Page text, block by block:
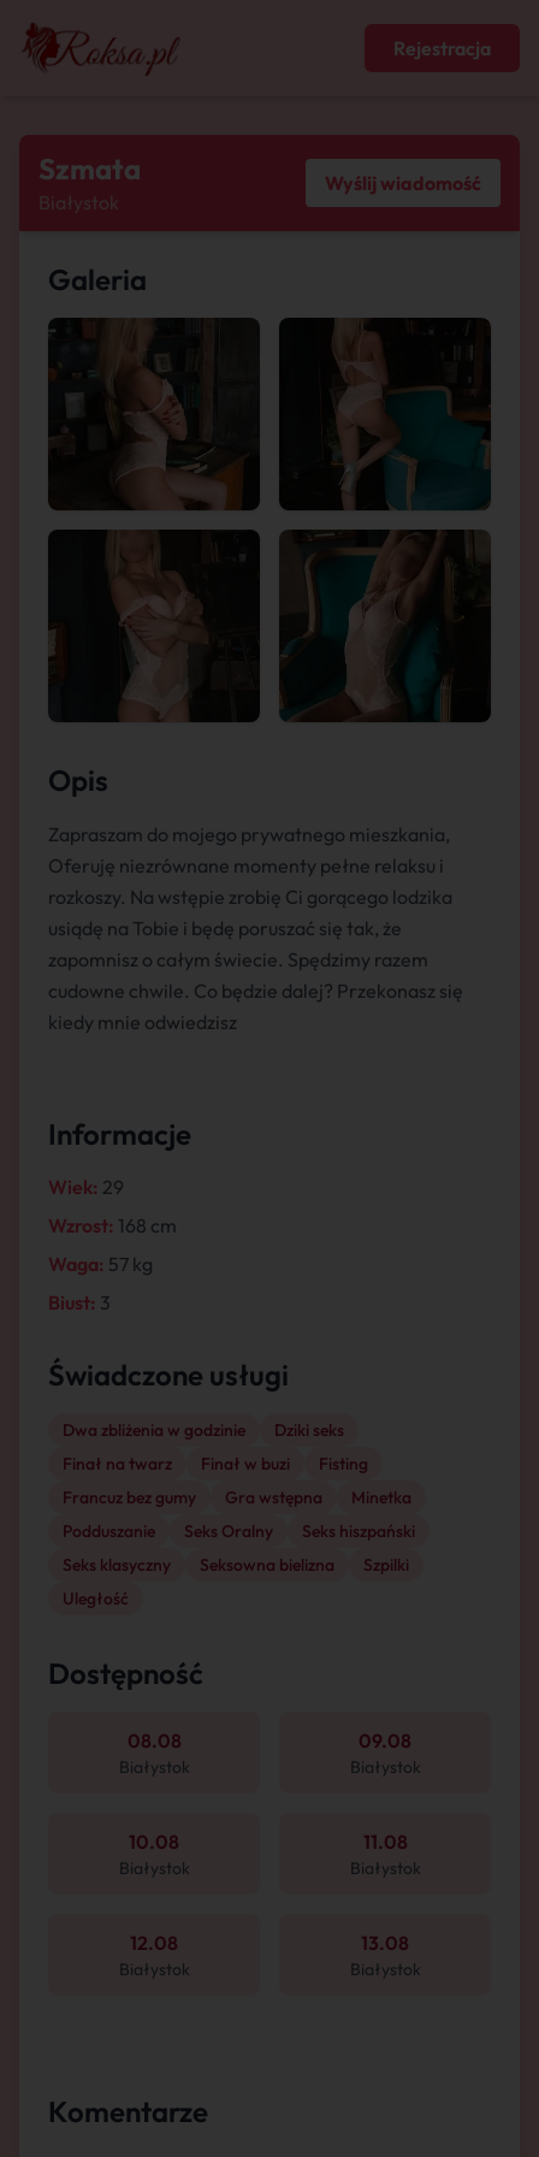
Rejestracja
Szmata
Białystok
Wyślij wiadomość
Galeria
Opis
Zapraszam do mojego prywatnego mieszkania,
Oferuję niezrównane momenty pełne relaksu i
rozkoszy. Na wstępie zrobię Ci gorącego lodzika
usiądę na Tobie i będę poruszać się tak, że
zapomnisz o całym świecie. Spędzimy razem
cudowne chwile. Co będzie dalej? Przekonasz się
kiedy mnie odwiedzisz
Informacje
Wiek: 29
Wzrost: 168 cm
Waga: 57 kg
Biust: 3
Świadczone usługi
Dwa zbliżenia w godzinie
Dziki seks
Finał na twarz
Finał w buzi
Fisting
Francuz bez gumy
Gra wstępna
Minetka
Podduszanie
Seks Oralny
Seks hiszpański
Seks klasyczny
Seksowna bielizna
Szpilki
Uległość
Dostępność
08.08
Białystok
09.08
Białystok
10.08
Białystok
11.08
Białystok
12.08
Białystok
13.08
Białystok
Komentarze